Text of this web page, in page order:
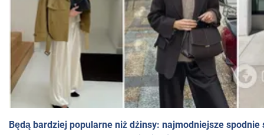
Będą bardziej popularne niż dżinsy: najmodniejsze spodnie